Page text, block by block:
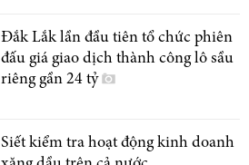
Đắk Lắk lần đầu tiên tổ chức phiên
đấu giá giao dịch thành công lô sầu
riêng gần 24 tỷ
Siết kiểm tra hoạt động kinh doanh